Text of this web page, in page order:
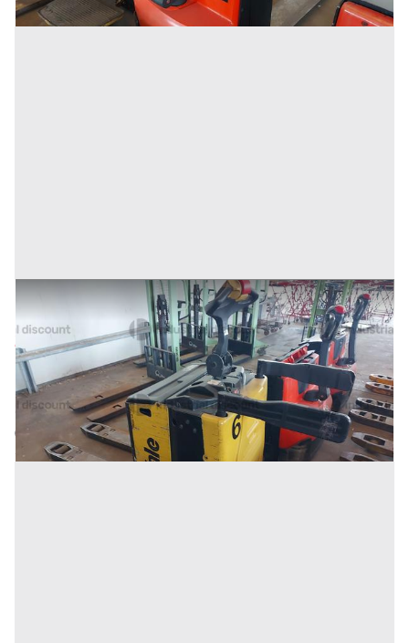
12#9470 Transpallet elettrico Yale MP20X
Inserito il: 10/02/2026
Conselve
(Padova)
Annuncio scaduto
Prezzo
360 €
Codice annuncio:673051698